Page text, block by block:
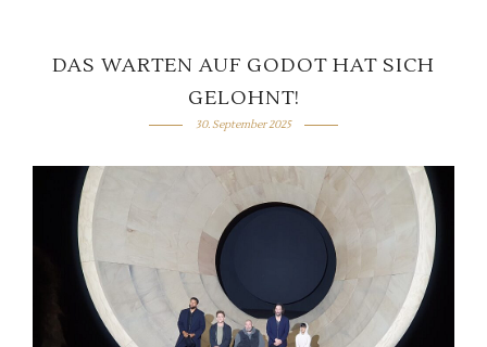
DAS WARTEN AUF GODOT HAT SICH
GELOHNT!
30. September 2025